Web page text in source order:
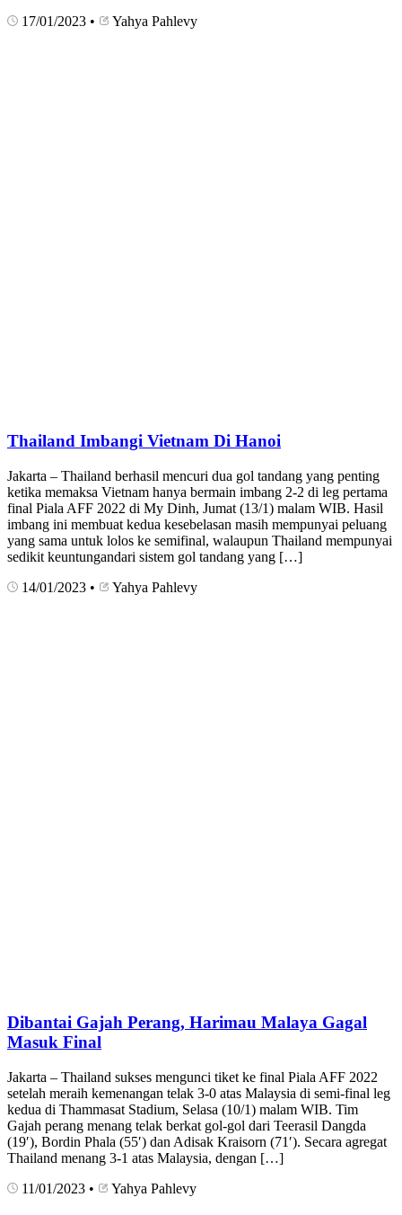
17/01/2023 • Yahya Pahlevy
Thailand Imbangi Vietnam Di Hanoi
Jakarta – Thailand berhasil mencuri dua gol tandang yang penting
ketika memaksa Vietnam hanya bermain imbang 2-2 di leg pertama
final Piala AFF 2022 di My Dinh, Jumat (13/1) malam WIB. Hasil
imbang ini membuat kedua kesebelasan masih mempunyai peluang
yang sama untuk lolos ke semifinal, walaupun Thailand mempunyai
sedikit keuntungandari sistem gol tandang yang […]
14/01/2023 • Yahya Pahlevy
Dibantai Gajah Perang, Harimau Malaya Gagal
Masuk Final
Jakarta – Thailand sukses mengunci tiket ke final Piala AFF 2022
setelah meraih kemenangan telak 3-0 atas Malaysia di semi-final leg
kedua di Thammasat Stadium, Selasa (10/1) malam WIB. Tim
Gajah perang menang telak berkat gol-gol dari Teerasil Dangda
(19′), Bordin Phala (55′) dan Adisak Kraisorn (71′). Secara agregat
Thailand menang 3-1 atas Malaysia, dengan […]
11/01/2023 • Yahya Pahlevy